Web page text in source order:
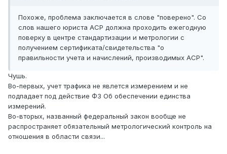
Похоже, проблема заключается в слове "поверено". Со
слов нашего юриста АСР должна проходить ежегодную
поверку в центре стандартизации и метрологии с
получением сертификата/свидетельства "о
правильности учета и начислений, производимых АСР".
Чушь.
Во-первых, учет трафика не явлется измерением и не
подпадает под действие ФЗ Об обеспечении единства
измерений.
Во-вторых, названный федеральный закон вообще не
распространяет обязательный метрологический контроль на
отношения в области связи...